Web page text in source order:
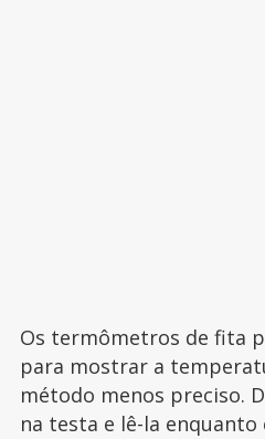
Os termômetros de fita
para mostrar a
método menos preciso.
na testa e lê-la enquanto